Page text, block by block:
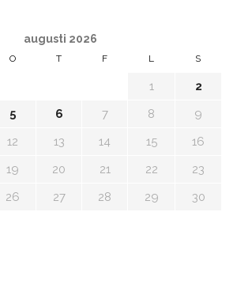
augusti 2026
O T F L S
1
2
5 6 7 8
9
12 13 14 15
16
19 20 21 22
23
26 27 28 29
30